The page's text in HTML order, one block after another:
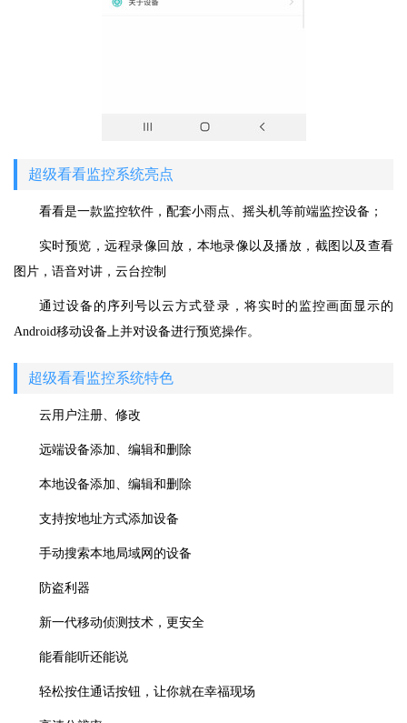
超级看看监控系统亮点
看看是一款监控软件，配套小雨点、摇头机等前端监控设备；
实时预览，远程录像回放，本地录像以及播放，截图以及查看
图片，语音对讲，云台控制
通过设备的序列号以云方式登录，将实时的监控画面显示的
Android移动设备上并对设备进行预览操作。
超级看看监控系统特色
云用户注册、修改
远端设备添加、编辑和删除
本地设备添加、编辑和删除
支持按地址方式添加设备
手动搜索本地局域网的设备
防盗利器
新一代移动侦测技术，更安全
能看能听还能说
轻松按住通话按钮，让你就在幸福现场